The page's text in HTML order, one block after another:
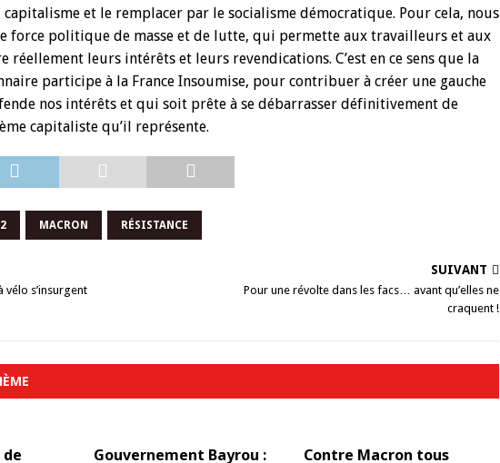
capitalisme et le remplacer par le socialisme démocratique. Pour cela, nous
force politique de masse et de lutte, qui permette aux travailleurs et aux
réellement leurs intérêts et leurs revendications. C’est en ce sens que la
participe à la France Insoumise, pour contribuer à créer une gauche
nos intérêts et qui soit prête à se débarrasser définitivement de
capitaliste qu’il représente.
MACRON RÉSISTANCE
vélo s’insurgent
SUIVANT
Pour une révolte dans les facs… avant qu’elles ne
craquent !
de Gouvernement Bayrou : Contre Macron tous